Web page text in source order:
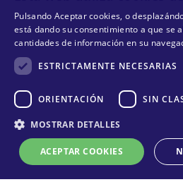
52028, Terranuova Bracciolini (AR)
Italy
Contactos
Contáctanos
Dónde comprar
Pulsando Aceptar cookies, o
está dando su consentimiento a que se
cantidades de información en su
ESTRICTAMENTE NECESARIAS
ORIENTACIÓN SIN
MOSTRAR DETALLES
ACEPTAR COOKIES